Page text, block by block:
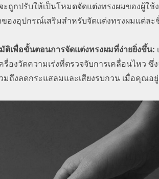
ะถูกปรับให้เป็นโหมดจัดแต่งทรงผมของผู้ใ
องอุปกรณ์เสริมสำหรับจัดแต่งทรงผมแต่ล
ติเพื่อขั้นตอนการจัดแต่งทรงผมที่ง่ายยิ่งขึ้น:
รื่องวัดความเร่งที่ตรวจจับการเคลื่อนไหว ซึ่
ถึงลดกระแสลมและเสียงรบกวน เมื่อคุณอ